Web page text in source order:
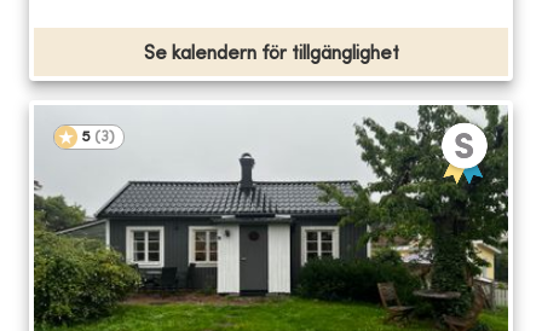
Se kalendern för tillgänglighet
5 (3)